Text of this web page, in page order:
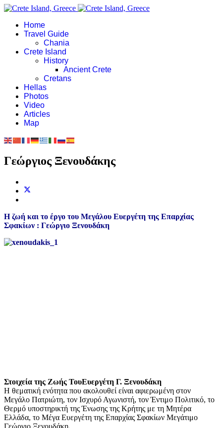
Home
Travel Guide
Chania
Crete Island
History
Ancient Crete
Cretans
Hellas
Photos
Video
Articles
Map
Γεώργιος Ξενουδάκης
Η ζωή και το έργο του Μεγάλου Ευεργέτη της Επαρχίας
Σφακίων : Γεώργιο Ξενουδάκη
Στοιχεία της Ζωής ΤουΕυεργέτη Γ. Ξενουδάκη
Η θεματική ενότητα που ακολουθεί είναι αφιερωμένη στον
Μεγάλο Πατριώτη, τον Ισχυρό Αγωνιστή, τον Έντιμο Πολιτικό, το
Θερμό υποστηρικτή της Ένωσης της Κρήτης με τη Μητέρα
Ελλάδα, το Μέγα Ευεργέτη της Επαρχίας Σφακίων Μεγάτιμο